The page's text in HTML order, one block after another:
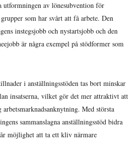
utformningen av lönesubvention för
som har svårt att få arbete. Den
instegsjobb och nystartsjobb och den
är några exempel på stödformer som
i anställningsstöden tas bort minskar
insatserna, vilket gör det mer attraktivt att
arbetsmarknadsanknytning. Med största
sammanslagna anställningsstöd bidra
möjlighet att ta ett kliv närmare